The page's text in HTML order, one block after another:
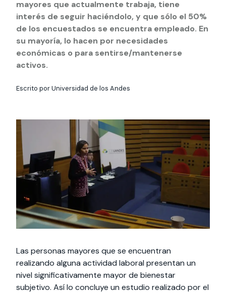
cursos
Especialidades y
estadías
Te puede
interesar:
2025
vinculación con la
sociedad
Extensión Cultural
Te puede interesar:
intercambio
Servicios y apoyos
Te puede
mayores que actualmente trabaja, tiene
interés de seguir haciéndolo, y que sólo el 50%
de los encuestados se encuentra empleado. En
su mayoría, lo hacen por necesidades
económicas o para sentirse/mantenerse
activos.
Escrito por Universidad de los Andes
Las personas mayores que se encuentran
realizando alguna actividad laboral presentan un
nivel significativamente mayor de bienestar
subjetivo. Así lo concluye un estudio realizado por el